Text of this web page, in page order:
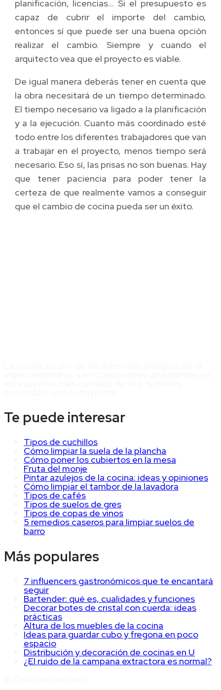
planificación, licencias… Si el presupuesto es
capaz de cubrir el importe del cambio,
entonces sí que puede ser una buena opción
realizar el cambio. Siempre y cuando el
arquitecto vea que el proyecto es viable.
De igual manera deberás tener en cuenta que
la obra necesitará de un tiempo determinado.
El tiempo necesario va ligado a la planificación
y a la ejecución. Cuanto más coordinado esté
todo entre los diferentes trabajadores que van
a trabajar en el proyecto, menos tiempo será
necesario. Eso sí, las prisas no son buenas. Hay
que tener paciencia para poder tener la
certeza de que realmente vamos a conseguir
que el cambio de cocina pueda ser un éxito.
Te puede interesar
Tipos de cuchillos
Cómo limpiar la suela de la plancha
Cómo poner los cubiertos en la mesa
Fruta del monje
Pintar azulejos de la cocina: ideas y opiniones
Cómo limpiar el tambor de la lavadora
Tipos de cafés
Tipos de suelos de gres
Tipos de copas de vinos
5 remedios caseros para limpiar suelos de
barro
Más populares
7 influencers gastronómicos que te encantará
seguir
Bartender: qué es, cualidades y funciones
Decorar botes de cristal con cuerda: ideas
prácticas
Altura de los muebles de la cocina
Ideas para guardar cubo y fregona en poco
espacio
Distribución y decoración de cocinas en U
¿El ruido de la campana extractora es normal?